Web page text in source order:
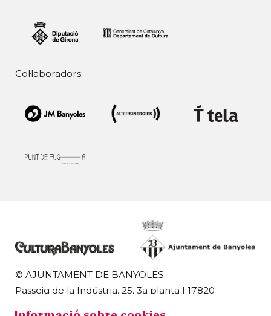
Col·laboradors:
© AJUNTAMENT DE BANYOLES
Passeig de la Indústria, 25, 3a planta | 17820